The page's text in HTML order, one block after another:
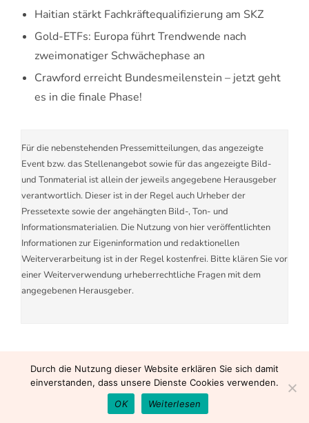
Haitian stärkt Fachkräftequalifizierung am SKZ
Gold-ETFs: Europa führt Trendwende nach
zweimonatiger Schwächephase an
Crawford erreicht Bundesmeilenstein – jetzt geht
es in die finale Phase!
Für die nebenstehenden Pressemitteilungen, das angezeigte
Event bzw. das Stellenangebot sowie für das angezeigte Bild-
und Tonmaterial ist allein der jeweils angegebene Herausgeber
verantwortlich. Dieser ist in der Regel auch Urheber der
Pressetexte sowie der angehängten Bild-, Ton- und
Informationsmaterialien. Die Nutzung von hier veröffentlichten
Informationen zur Eigeninformation und redaktionellen
Weiterverarbeitung ist in der Regel kostenfrei. Bitte klären Sie vor
einer Weiterverwendung urheberrechtliche Fragen mit dem
angegebenen Herausgeber.
Durch die Nutzung dieser Website erklären Sie sich damit
einverstanden, dass unsere Dienste Cookies verwenden.
OK
Weiterlesen